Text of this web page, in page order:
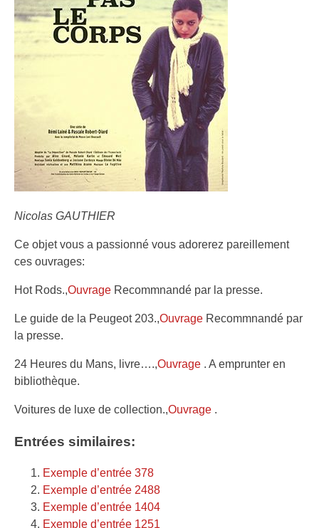
Nicolas GAUTHIER
Ce objet vous a passionné vous adorerez pareillement
ces ouvrages:
Hot Rods.,Ouvrage Recommnandé par la presse.
Le guide de la Peugeot 203.,Ouvrage Recommnandé par
la presse.
24 Heures du Mans, livre….,Ouvrage . A emprunter en
bibliothèque.
Voitures de luxe de collection.,Ouvrage .
Entrées similaires:
Exemple d’entrée 378
Exemple d’entrée 2488
Exemple d’entrée 1404
Exemple d’entrée 1251